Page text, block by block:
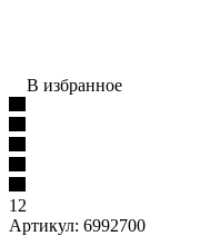
В избранное
12
Артикул: 6992700